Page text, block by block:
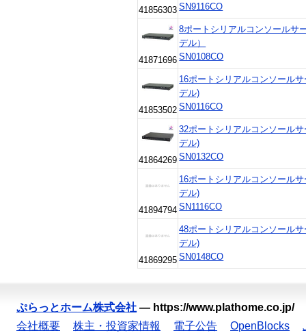
41856303 SN9116CO
41871696
8ポートシリアルコンソールサ
デル）
SN0108CO
41853502
16ポートシリアルコンソール
デル)
SN0116CO
41864269
32ポートシリアルコンソール
デル)
SN0132CO
41894794
16ポートシリアルコンソール
デル)
SN1116CO
41869295
48ポートシリアルコンソール
デル)
SN0148CO
ぷらっとホーム株式会社 — https://www.plathome.co.jp/
会社概要
株主・投資家情報 電子公告 OpenBlocks